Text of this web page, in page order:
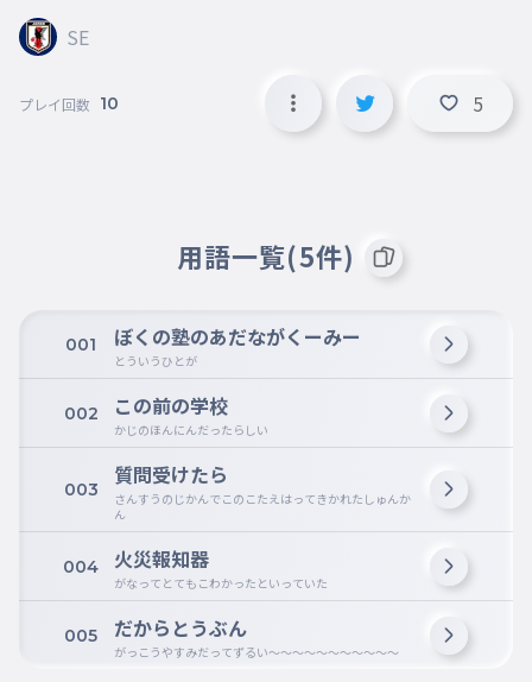
SE
プレイ回数 10 5
用語一覧(5件)
001 ぼくの塾のあだながくーみー
とういうひとが
002 この前の学校
かじのほんにんだったらしい
003
質問受けたら
さんすうのじかんでこのこたえはってきかれたしゅんか
ん
004 火災報知器
がなってとてもこわかったといっていた
005 だからとうぶん
がっこうやすみだってずるい〜〜〜〜〜〜〜〜〜〜〜